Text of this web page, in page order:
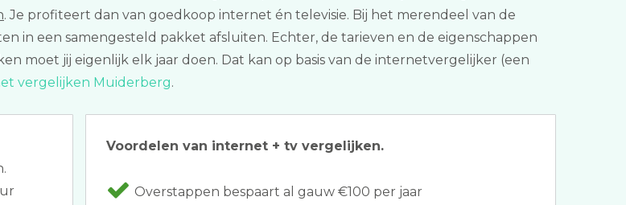
. Je profiteert dan van goedkoop internet én televisie. Bij het merendeel van de
in een samengesteld pakket afsluiten. Echter, de tarieven en de eigenschappen
moet jij eigenlijk elk jaar doen. Dat kan op basis van de internetvergelijker (een
vergelijken Muiderberg.
Voordelen van internet + tv vergelijken.
Overstappen bespaart al gauw €100 per jaar